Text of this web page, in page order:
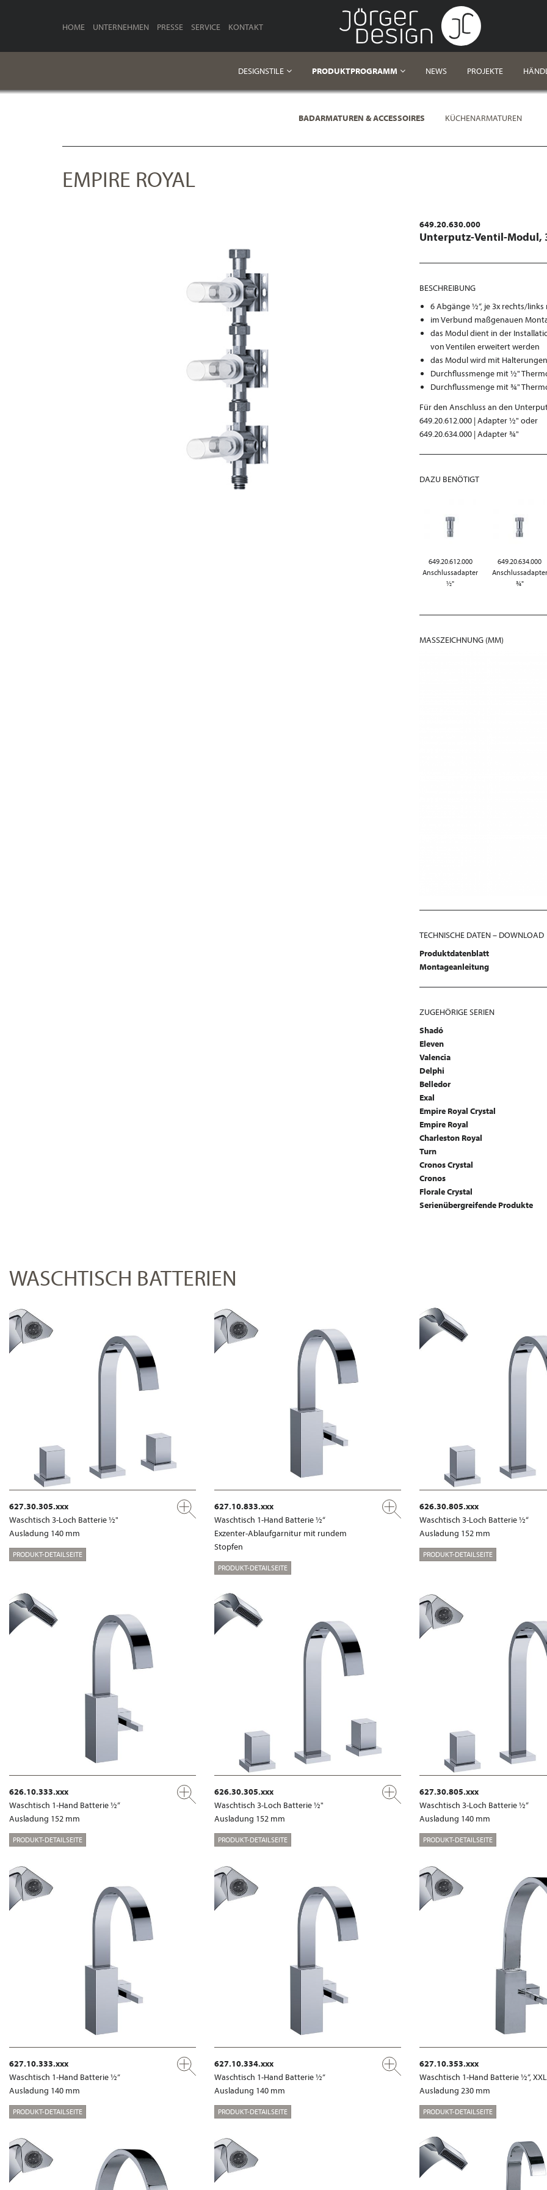
HOME UNTERNEHMEN PRESSE SERVICE KONTAKT
DESIGNSTILE PRODUKTPROGRAMM NEWS PROJEKTE
BADARMATUREN & ACCESSOIRES KÜCHENARMATUREN
EMPIRE ROYAL
649.20.630.000
Unterputz-Ventil-Modul,
BESCHREIBUNG
6 Abgänge ½“, je 3x rechts/
im Verbund maßgenauen
das Modul dient in der
von Ventilen erweitert werden
das Modul wird mit
Durchflussmenge mit ½"
Durchflussmenge mit ¾"
Für den Anschluss an den
649.20.612.000 | Adapter ½" oder
649.20.634.000 | Adapter ¾"
DAZU BENÖTIGT
649.20.612.000
Anschlussadapter
½"
649.20.634.000
Anschlussadapter
¾"
MASSZEICHNUNG (MM)
TECHNISCHE DATEN – DOWNLOAD
Produktdatenblatt
Montageanleitung
ZUGEHÖRIGE SERIEN
Shadó
Eleven
Valencia
Delphi
Belledor
Exal
Empire Royal Crystal
Empire Royal
Charleston Royal
Turn
Cronos Crystal
Cronos
Florale Crystal
Serienübergreifende Produkte
WASCHTISCH BATTERIEN
627.30.305.xxx
Waschtisch 3-Loch Batterie ½"
Ausladung 140 mm
PRODUKT-DETAILSEITE
627.10.833.xxx
Waschtisch 1-Hand Batterie ½“
Exzenter-Ablaufgarnitur mit rundem
Stopfen
PRODUKT-DETAILSEITE
626.30.805.xxx
Waschtisch 3-Loch Batterie ½“
Ausladung 152 mm
PRODUKT-DETAILSEITE
626.10.333.xxx
Waschtisch 1-Hand Batterie ½“
Ausladung 152 mm
PRODUKT-DETAILSEITE
626.30.305.xxx
Waschtisch 3-Loch Batterie ½"
Ausladung 152 mm
PRODUKT-DETAILSEITE
627.30.805.xxx
Waschtisch 3-Loch Batterie ½“
Ausladung 140 mm
PRODUKT-DETAILSEITE
627.10.333.xxx
Waschtisch 1-Hand Batterie ½”
Ausladung 140 mm
PRODUKT-DETAILSEITE
627.10.334.xxx
Waschtisch 1-Hand Batterie ½”
Ausladung 140 mm
PRODUKT-DETAILSEITE
627.10.353.xxx
Waschtisch 1-Hand Batterie ½“, XXL
Ausladung 230 mm
PRODUKT-DETAILSEITE